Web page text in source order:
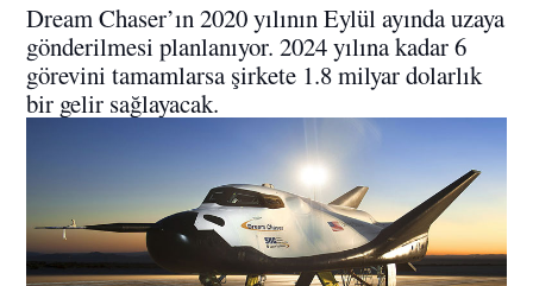
Dream Chaser’ın 2020 yılının Eylül ayında uzaya
gönderilmesi planlanıyor. 2024 yılına kadar 6
görevini tamamlarsa şirkete 1.8 milyar dolarlık
bir gelir sağlayacak.